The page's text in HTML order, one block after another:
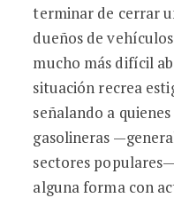
terminar de cerrar
dueños de
mucho más difícil
situación recrea
señalando a
gasolineras
sectores
alguna forma con